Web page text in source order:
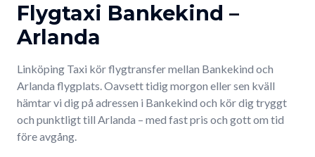
Flygtaxi Bankekind –
Arlanda
Linköping Taxi kör flygtransfer mellan Bankekind och
Arlanda flygplats. Oavsett tidig morgon eller sen kväll
hämtar vi dig på adressen i Bankekind och kör dig tryggt
och punktligt till Arlanda – med fast pris och gott om tid
före avgång.